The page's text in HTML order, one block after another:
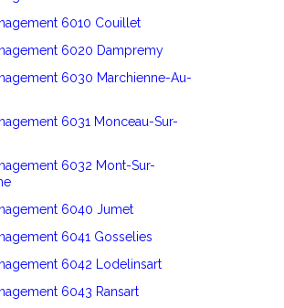
6010 Couillet
6020 Dampremy
6030 Marchienne-Au-
6031 Monceau-Sur-
6032 Mont-Sur-
6040 Jumet
6041 Gosselies
6042 Lodelinsart
6043 Ransart